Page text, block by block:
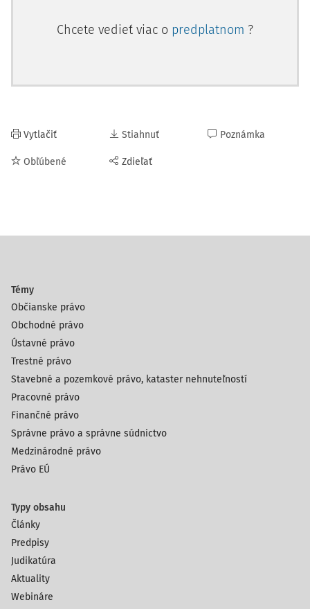
Chcete vedieť viac o predplatnom ?
Vytlačiť
Obľúbené
Stiahnuť
Zdieľať
Poznámka
Témy
Občianske právo
Obchodné právo
Ústavné právo
Trestné právo
Stavebné a pozemkové právo, kataster nehnuteľností
Pracovné právo
Finančné právo
Správne právo a správne súdnictvo
Medzinárodné právo
Právo EÚ
Typy obsahu
Články
Predpisy
Judikatúra
Aktuality
Webináre